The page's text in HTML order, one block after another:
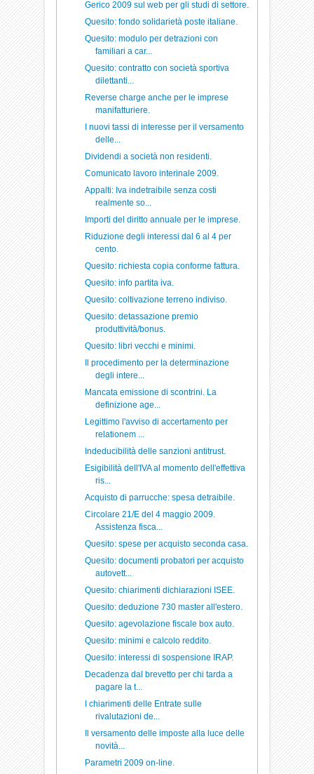
Gerico 2009 sul web per gli studi di settore.
Quesito: fondo solidarietà poste italiane.
Quesito: modulo per detrazioni con
familiari a car...
Quesito: contratto con società sportiva
dilettanti...
Reverse charge anche per le imprese
manifatturiere.
I nuovi tassi di interesse per il versamento
delle...
Dividendi a società non residenti.
Comunicato lavoro interinale 2009.
Appalti: Iva indetraibile senza costi
realmente so...
Importi del diritto annuale per le imprese.
Riduzione degli interessi dal 6 al 4 per
cento.
Quesito: richiesta copia conforme fattura.
Quesito: info partita iva.
Quesito: coltivazione terreno indiviso.
Quesito: detassazione premio
produttività/bonus.
Quesito: libri vecchi e minimi.
Il procedimento per la determinazione
degli intere...
Mancata emissione di scontrini. La
definizione age...
Legittimo l'avviso di accertamento per
relationem ...
Indeducibilità delle sanzioni antitrust.
Esigibilità dell'IVA al momento dell'effettiva
ris...
Acquisto di parrucche: spesa detraibile.
Circolare 21/E del 4 maggio 2009.
Assistenza fisca...
Quesito: spese per acquisto seconda casa.
Quesito: documenti probatori per acquisto
autovett...
Quesito: chiarimenti dichiarazioni ISEE.
Quesito: deduzione 730 master all'estero.
Quesito: agevolazione fiscale box auto.
Quesito: minimi e calcolo reddito.
Quesito: interessi di sospensione IRAP.
Decadenza dal brevetto per chi tarda a
pagare la t...
I chiarimenti delle Entrate sulle
rivalutazioni de...
Il versamento delle imposte alla luce delle
novità...
Parametri 2009 on-line.